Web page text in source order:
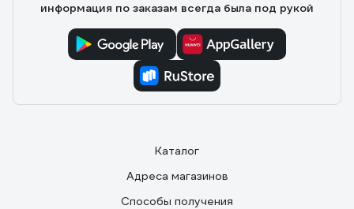
информация по заказам всегда была под рукой
Каталог
Адреса магазинов
Способы получения